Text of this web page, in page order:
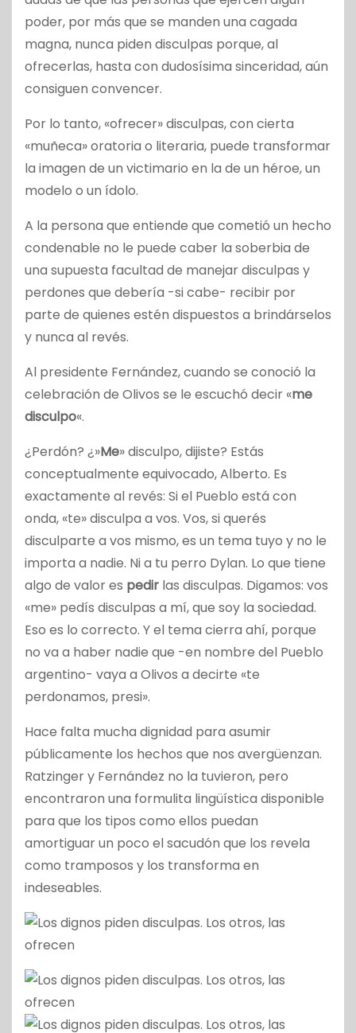
poder, por más que se manden una cagada
magna, nunca piden disculpas porque, al
ofrecerlas, hasta con dudosísima sinceridad, aún
consiguen convencer.
Por lo tanto, «ofrecer» disculpas, con cierta
«muñeca» oratoria o literaria, puede transformar
la imagen de un victimario en la de un héroe, un
modelo o un ídolo.
A la persona que entiende que cometió un hecho
condenable no le puede caber la soberbia de
una supuesta facultad de manejar disculpas y
perdones que debería -si cabe- recibir por
parte de quienes estén dispuestos a brindárselos
y nunca al revés.
Al presidente Fernández, cuando se conoció la
celebración de Olivos se le escuchó decir «me
disculpo«.
¿Perdón? ¿»Me» disculpo, dijiste? Estás
conceptualmente equivocado, Alberto. Es
exactamente al revés: Si el Pueblo está con
onda, «te» disculpa a vos. Vos, si querés
disculparte a vos mismo, es un tema tuyo y no le
importa a nadie. Ni a tu perro Dylan. Lo que tiene
algo de valor es pedir las disculpas. Digamos: vos
«me» pedís disculpas a mí, que soy la sociedad.
Eso es lo correcto. Y el tema cierra ahí, porque
no va a haber nadie que -en nombre del Pueblo
argentino- vaya a Olivos a decirte «te
perdonamos, presi».
Hace falta mucha dignidad para asumir
públicamente los hechos que nos avergüenzan.
Ratzinger y Fernández no la tuvieron, pero
encontraron una formulita lingüística disponible
para que los tipos como ellos puedan
amortiguar un poco el sacudón que los revela
como tramposos y los transforma en
indeseables.